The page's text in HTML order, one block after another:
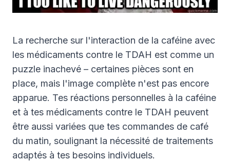
La recherche sur l'interaction de la caféine avec
les médicaments contre le TDAH est comme un
puzzle inachevé – certaines pièces sont en
place, mais l'image complète n'est pas encore
apparue. Tes réactions personnelles à la caféine
et à tes médicaments contre le TDAH peuvent
être aussi variées que tes commandes de café
du matin, soulignant la nécessité de traitements
adaptés à tes besoins individuels.